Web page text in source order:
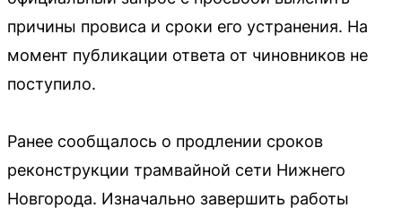
причины провиса и сроки его устранения. На
момент публикации ответа от чиновников не
поступило.
Ранее сообщалось о продлении сроков
реконструкции трамвайной сети Нижнего
Новгорода. Изначально завершить работы